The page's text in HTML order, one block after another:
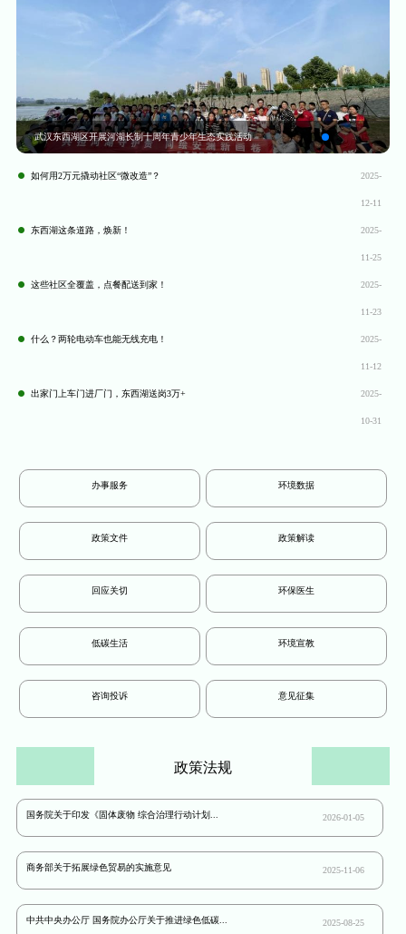
武汉东西湖区开展河湖长制十周年青少年生态实践活动
如何用2万元撬动社区“微改造”？ 2025-
12-11
东西湖这条道路，焕新！ 2025-
11-25
这些社区全覆盖，点餐配送到家！ 2025-
11-23
什么？两轮电动车也能无线充电！ 2025-
11-12
出家门上车门进厂门，东西湖送岗3万+ 2025-
10-31
办事服务 环境数据
政策文件 政策解读
回应关切 环保医生
低碳生活 环境宣教
咨询投诉 意见征集
政策法规
国务院关于印发《固体废物 综合治理行动计划... 2026-01-05
商务部关于拓展绿色贸易的实施意见 2025-11-06
中共中央办公厅 国务院办公厅关于推进绿色低碳... 2025-08-25